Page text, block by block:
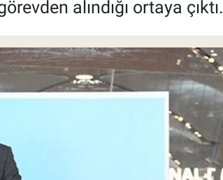
alındığı ortaya çıktı.